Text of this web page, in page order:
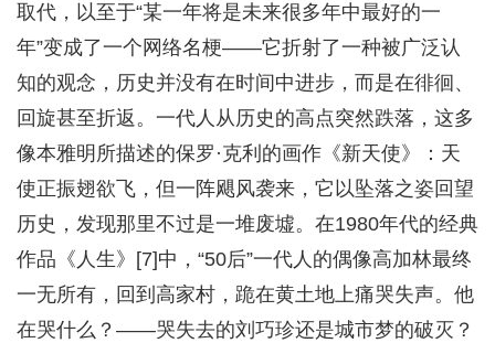
取代，以至于“某一年将是未来很多年中最好的一
年”变成了一个网络名梗——它折射了一种被广泛认
知的观念，历史并没有在时间中进步，而是在徘徊、
回旋甚至折返。一代人从历史的高点突然跌落，这多
像本雅明所描述的保罗·克利的画作《新天使》：天
使正振翅欲飞，但一阵飓风袭来，它以坠落之姿回望
历史，发现那里不过是一堆废墟。在1980年代的经典
作品《人生》[7]中，“50后”一代人的偶像高加林最终
一无所有，回到高家村，跪在黄土地上痛哭失声。他
在哭什么？——哭失去的刘巧珍还是城市梦的破灭？